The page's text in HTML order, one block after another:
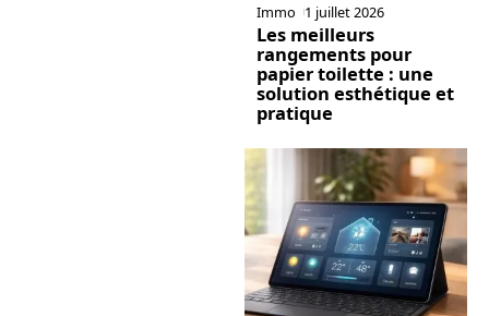
Immo 1 juillet 2026
Les meilleurs
rangements pour
papier toilette : une
solution esthétique et
pratique